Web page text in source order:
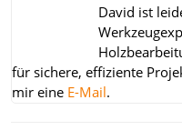
David ist
für sichere, effiziente
mir eine E-Mail.